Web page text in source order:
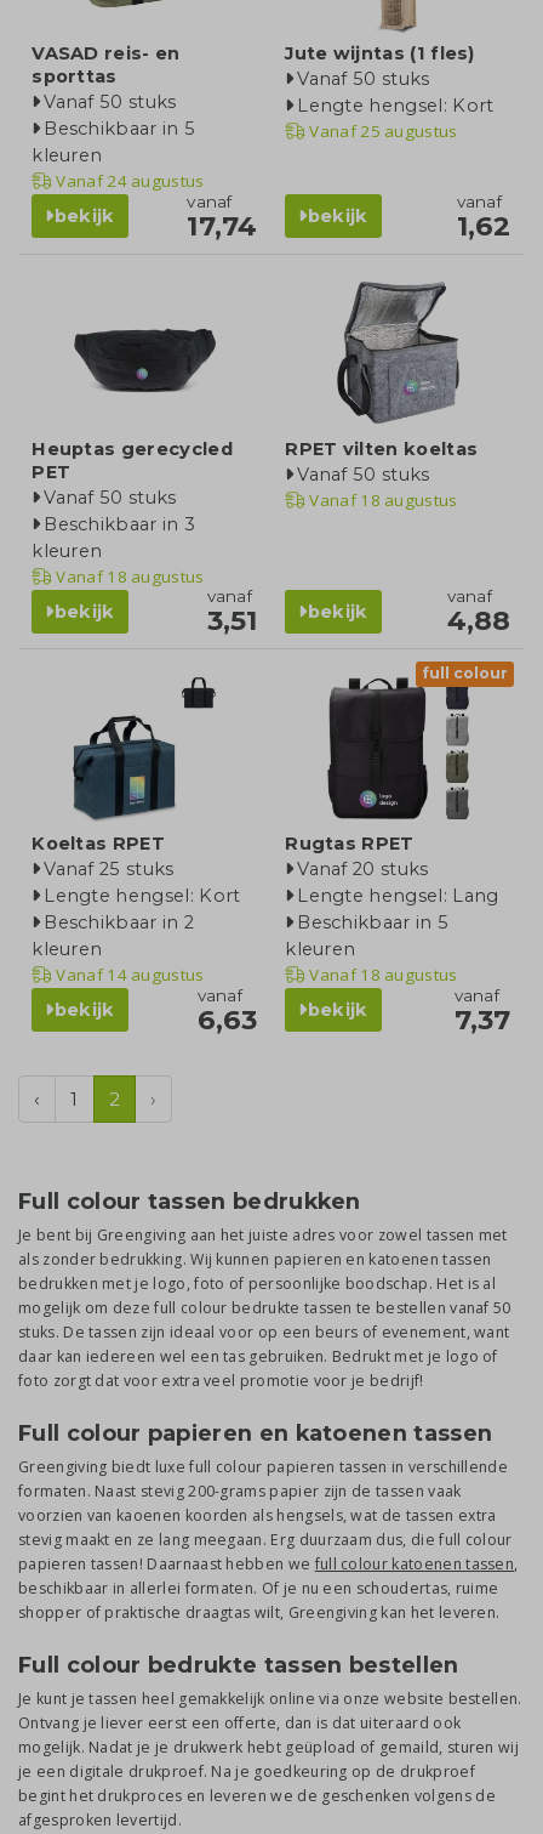
VASAD reis- en
sporttas
Vanaf 50 stuks
Beschikbaar in 5
kleuren
Vanaf24 augustus
bekijk
vanaf
17,74
Jute wijntas (1 fles)
Vanaf 50 stuks
Lengte hengsel: Kort
Vanaf25 augustus
bekijk
vanaf
1,62
Heuptas gerecycled
PET
Vanaf 50 stuks
Beschikbaar in 3
kleuren
Vanaf18 augustus
bekijk
vanaf
3,51
RPET vilten koeltas
Vanaf 50 stuks
Vanaf18 augustus
bekijk
vanaf
4,88
Koeltas RPET
Vanaf 25 stuks
Lengte hengsel: Kort
Beschikbaar in 2
kleuren
Vanaf14 augustus
bekijk
vanaf
6,63
full colour
Rugtas RPET
Vanaf 20 stuks
Lengte hengsel: Lang
Beschikbaar in 5
kleuren
Vanaf18 augustus
bekijk
vanaf
7,37
‹ 1 2 ›
Full colour tassen bedrukken
Je bent bij Greengiving aan het juiste adres voor zowel tassen met
als zonder bedrukking. Wij kunnen papieren en katoenen tassen
bedrukken met je logo, foto of persoonlijke boodschap. Het is al
mogelijk om deze full colour bedrukte tassen te bestellen vanaf 50
stuks. De tassen zijn ideaal voor op een beurs of evenement, want
daar kan iedereen wel een tas gebruiken. Bedrukt met je logo of
foto zorgt dat voor extra veel promotie voor je bedrijf!
Full colour papieren en katoenen tassen
Greengiving biedt luxe full colour papieren tassen in verschillende
formaten. Naast stevig 200-grams papier zijn de tassen vaak
voorzien van kaoenen koorden als hengsels, wat de tassen extra
stevig maakt en ze lang meegaan. Erg duurzaam dus, die full colour
papieren tassen! Daarnaast hebben we full colour katoenen tassen,
beschikbaar in allerlei formaten. Of je nu een schoudertas, ruime
shopper of praktische draagtas wilt, Greengiving kan het leveren.
Full colour bedrukte tassen bestellen
Je kunt je tassen heel gemakkelijk online via onze website bestellen.
Ontvang je liever eerst een offerte, dan is dat uiteraard ook
mogelijk. Nadat je je drukwerk hebt geüpload of gemaild, sturen wij
je een digitale drukproef. Na je goedkeuring op de drukproef
begint het drukproces en leveren we de geschenken volgens de
afgesproken levertijd.